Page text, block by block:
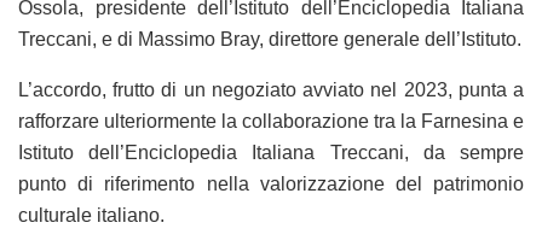
Ossola, presidente dell’Istituto dell’Enciclopedia Italiana
Treccani, e di Massimo Bray, direttore generale dell’Istituto.
L’accordo, frutto di un negoziato avviato nel 2023, punta a
rafforzare ulteriormente la collaborazione tra la Farnesina e
Istituto dell’Enciclopedia Italiana Treccani, da sempre
punto di riferimento nella valorizzazione del patrimonio
culturale italiano.